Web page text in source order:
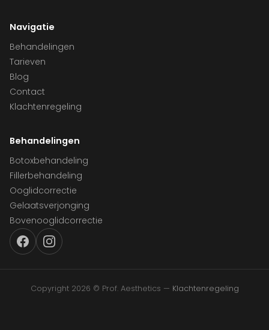
Navigatie
Behandelingen
Tarieven
Blog
Contact
Klachtenregeling
Behandelingen
Botoxbehandeling
Fillerbehandeling
Ooglidcorrectie
Gelaatsverjonging
Bovenooglidcorrectie
Copyright 2026 © Prof. Aesthetics — Klachtenregeling